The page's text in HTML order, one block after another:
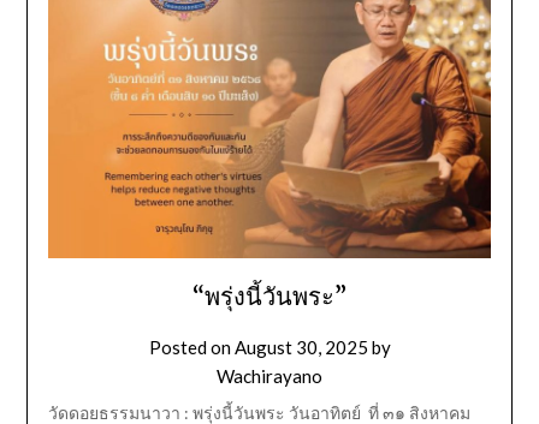
“พรุ่งนี้วันพระ”
Posted onAugust 30, 2025 by
Wachirayano
วัดดอยธรรมนาวา : พรุ่งนี้วันพระ วันอาทิตย์ ที่ ๓๑ สิงหาคม